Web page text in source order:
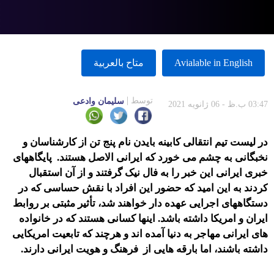
Avialable in English متاح بالعربية
03:47 ب.ظ - 06 ژانویه 2021 توسط سلیمان وادعی
در لیست تیم انتقالی کابینه بایدن نام پنج تن از کارشناسان و
نخبگانی به چشم می خورد که ایرانی الاصل هستند. پایگاههای
خبری ایرانی این خبر را به فال نیک گرفتند و از آن استقبال
کردند به این امید که حضور این افراد با نقش حساسی که در
دستگاههای اجرایی عهده دار خواهند شد، تأثیر مثبتی بر روابط
ایران و امریکا داشته باشد. اینها کسانی هستند که در خانواده
های ایرانی مهاجر به دنیا آمده اند و هرچند که تابعیت امریکایی
داشته باشند، اما بارقه هایی از فرهنگ و هویت ایرانی دارند.